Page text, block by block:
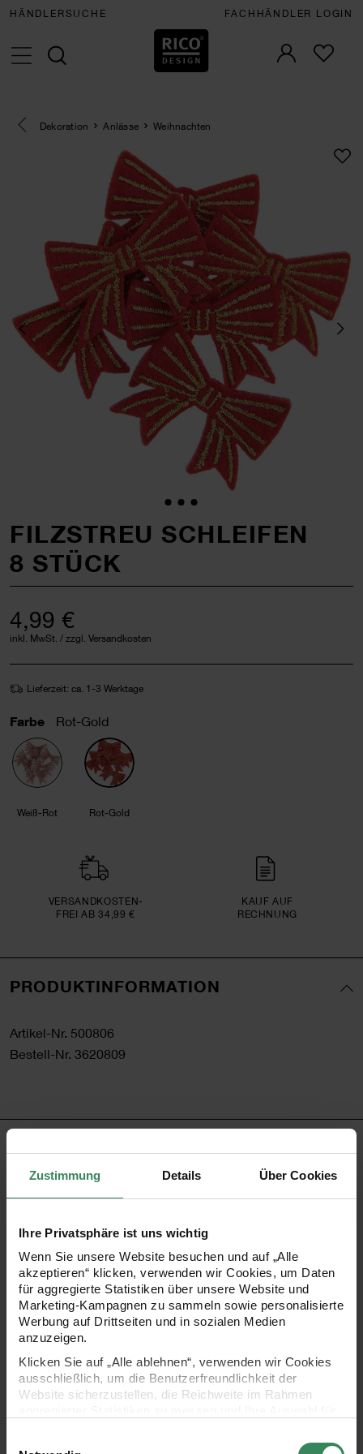
Zustimmung Details Über Cookies
Ihre Privatsphäre ist uns wichtig
Wenn Sie unsere Website besuchen und auf „Alle
akzeptieren“ klicken, verwenden wir Cookies, um Daten
für aggregierte Statistiken über unsere Website und
Marketing-Kampagnen zu sammeln sowie personalisierte
Werbung auf Drittseiten und in sozialen Medien
anzuzeigen.
Klicken Sie auf „Alle ablehnen“, verwenden wir Cookies
ausschließlich, um die Benutzerfreundlichkeit der
Website sicherzustellen, die Reichweite im Rahmen
Ihre Einwilligung ist freiwillig und kann jederzeit über den
HÄNDLERSUCHE FACHHÄNDLER LOGIN
Eine Kategorie zurück navigieren
Dekoration Anlässe Weihnachten
FILZSTREU SCHLEIFEN
8 STÜCK
4,99 €
inkl. MwSt. / zzgl. Versandkosten
Lieferzeit: ca. 1-3 Werktage
Farbe Rot-Gold
Weiß-Rot Rot-Gold
VERSAND­KOSTEN­
FREI AB 34,99 €
KAUF AUF
RECHNUNG
PRODUKTINFORMATION
Artikel-Nr. 500806
Bestell-Nr. 3620809
hochwertigem Filz und ist mit liebevollen Details verziert.
Verwenden Sie diese Streuteile nicht nur zur
Tischdekoration, sondern auch als stilvolle Akzente auf
Geschenkverpackungen oder für kreative
Weihnachtsbasteleien. Egal, wie Sie sie einsetzen, sie
verleihen Ihren Projekten eine besondere Note.